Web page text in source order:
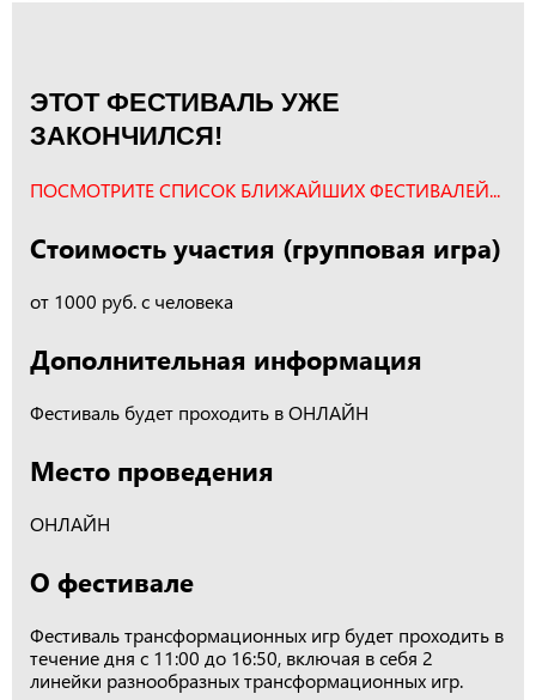
ЭТОТ ФЕСТИВАЛЬ УЖЕ
ЗАКОНЧИЛСЯ!
ПОСМОТРИТЕ СПИСОК БЛИЖАЙШИХ ФЕСТИВАЛЕЙ...
Стоимость участия (групповая игра)
от 1000 руб. с человека
Дополнительная информация
Фестиваль будет проходить в ОНЛАЙН
Место проведения
ОНЛАЙН
О фестивале
Фестиваль трансформационных игр будет проходить в
течение дня с 11:00 до 16:50, включая в себя 2
линейки разнообразных трансформационных игр.